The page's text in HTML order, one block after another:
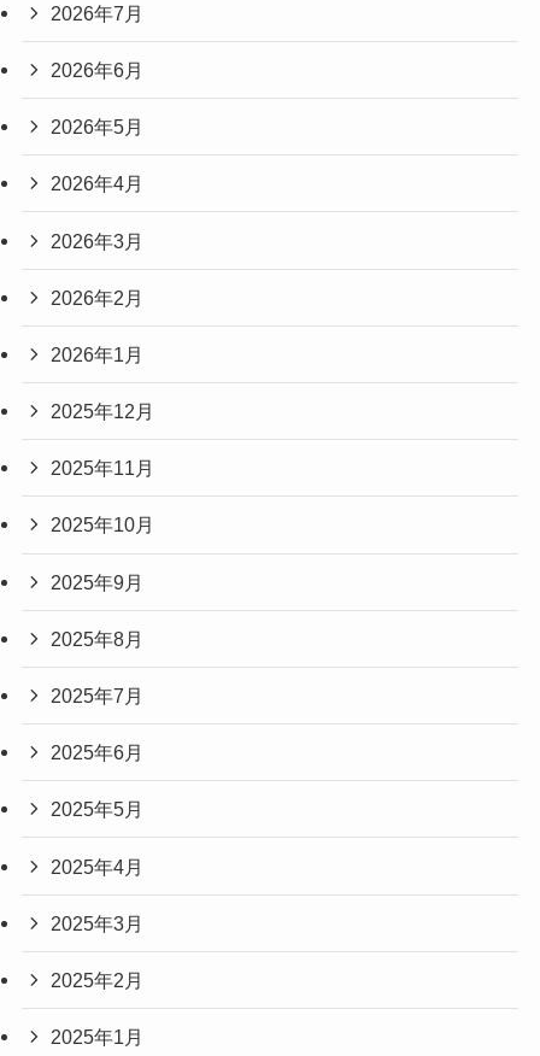
2026年7月
2026年6月
2026年5月
2026年4月
2026年3月
2026年2月
2026年1月
2025年12月
2025年11月
2025年10月
2025年9月
2025年8月
2025年7月
2025年6月
2025年5月
2025年4月
2025年3月
2025年2月
2025年1月